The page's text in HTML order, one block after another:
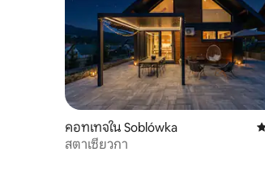
คอทเทจใน Soblówka
สตาเซียวกา